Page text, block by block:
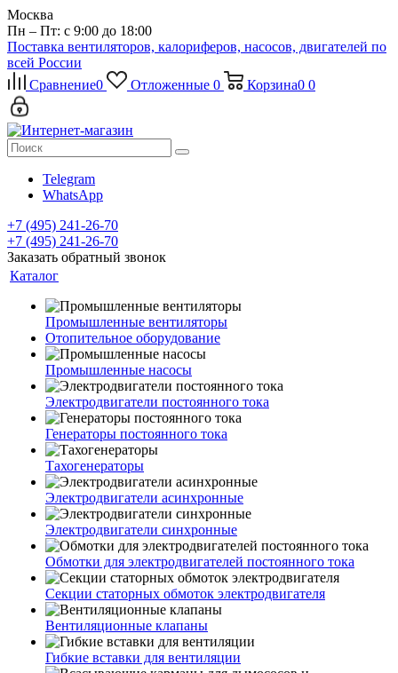
Москва
Пн – Пт: с 9:00 до 18:00
Поставка вентиляторов, калориферов, насосов, двигателей по
всей России
Сравнение0 Отложенные 0 Корзина0 0
Telegram
WhatsApp
+7 (495) 241-26-70
+7 (495) 241-26-70
Заказать обратный звонок
Каталог
Промышленные вентиляторы
Отопительное оборудование
Промышленные насосы
Электродвигатели постоянного тока
Генераторы постоянного тока
Тахогенераторы
Электродвигатели асинхронные
Электродвигатели синхронные
Обмотки для электродвигателей постоянного тока
Секции статорных обмоток электродвигателя
Вентиляционные клапаны
Гибкие вставки для вентиляции